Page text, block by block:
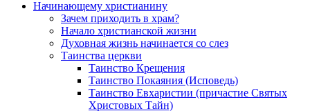
Начинающему христианину
Зачем приходить в храм?
Начало христианской жизни
Духовная жизнь начинается со слез
Таинства церкви
Таинство Крещения
Таинство Покаяния (Исповедь)
Таинство Евхаристии (причастие Святых
Христовых Тайн)